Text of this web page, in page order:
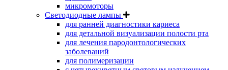
микромоторы
Светодиодные лампы
для ранней диагностики кариеса
для детальной визуализации полости рта
для лечения пародонтологических
заболеваний
для полимеризации